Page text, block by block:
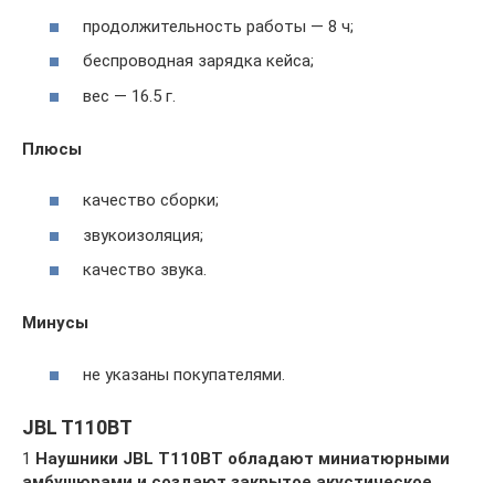
продолжительность работы — 8 ч;
беспроводная зарядка кейса;
вес — 16.5 г.
Плюсы
качество сборки;
звукоизоляция;
качество звука.
Минусы
не указаны покупателями.
JBL T110BT
1 Наушники JBL T110BT обладают миниатюрными